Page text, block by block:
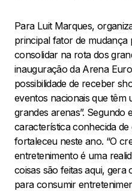
Para Luit Marques,
principal fator de mudança
consolidar na rota dos
inauguração da Arena
possibilidade de receber
eventos nacionais que têm
grandes arenas”. Segundo
característica conhecida
fortaleceu neste ano. “O
entretenimento é uma
coisas são feitas aqui, gera
para consumir